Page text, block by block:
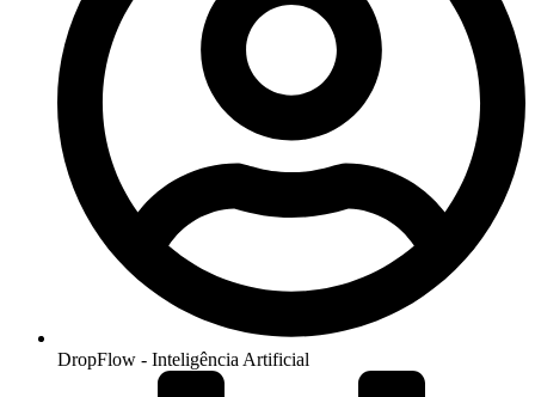
DropFlow - Inteligência Artificial